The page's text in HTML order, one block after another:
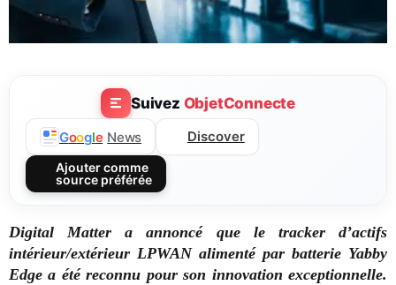
Suivez ObjetConnecte
Google News Discover
Ajouter comme
source préférée
Digital Matter a annoncé que le tracker d’actifs
intérieur/extérieur LPWAN alimenté par batterie Yabby
Edge a été reconnu pour son innovation exceptionnelle.